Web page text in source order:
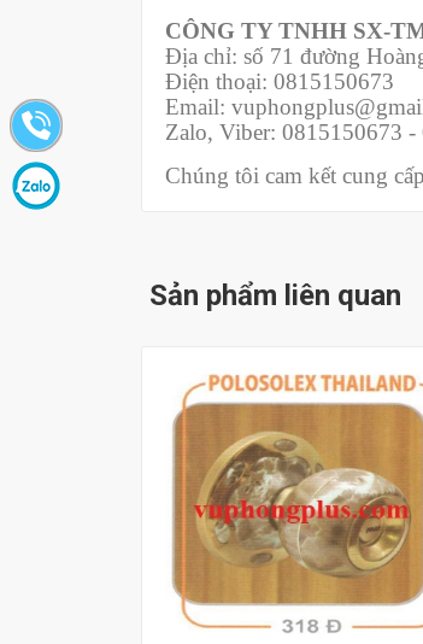
CÔNG TY TNHH SX-
Địa chỉ: số 71 đường
Điện thoại: 0815150673
Email:
Zalo, Viber: 0815150673 -
Chúng tôi cam kết cung
Sản phẩm liên quan
Mua hàng